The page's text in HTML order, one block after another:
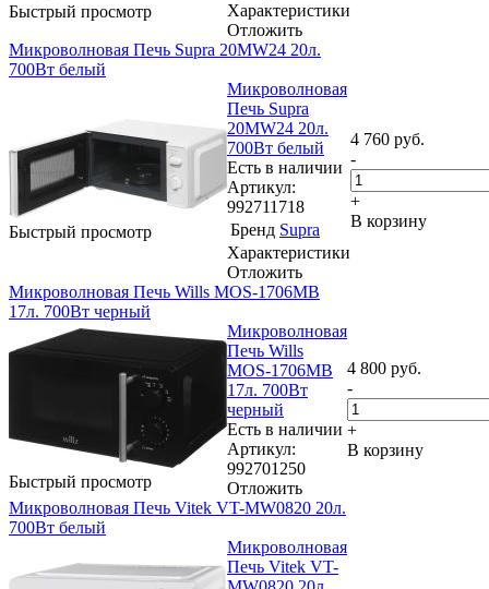
Быстрый просмотр
Характеристики
Отложить
Микроволновая Печь Supra 20MW24 20л.
700Вт белый
Быстрый просмотр
Микроволновая
Печь Supra
20MW24 20л.
700Вт белый
Есть в наличии
Артикул:
992711718
Бренд Supra
Характеристики
Отложить
4 760 руб.
-
+
В корзину
Микроволновая Печь Wills MOS-1706MB
17л. 700Вт черный
Быстрый просмотр
Микроволновая
Печь Wills
MOS-1706MB
17л. 700Вт
черный
Есть в наличии
Артикул:
992701250
Отложить
4 800 руб.
-
+
В корзину
Микроволновая Печь Vitek VT-MW0820 20л.
700Вт белый
Микроволновая
Печь Vitek VT-